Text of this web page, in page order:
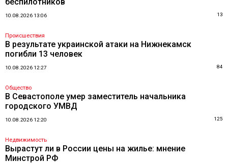
10.08.2026 13:06 13
Происшествия
В результате украинской атаки на Нижнекамск
погибли 13 человек
10.08.2026 12:27 84
Общество
В Севастополе умер заместитель начальника
городского УМВД
10.08.2026 12:20 125
Недвижимость
Вырастут ли в России цены на жилье: мнение
Минстрой РФ